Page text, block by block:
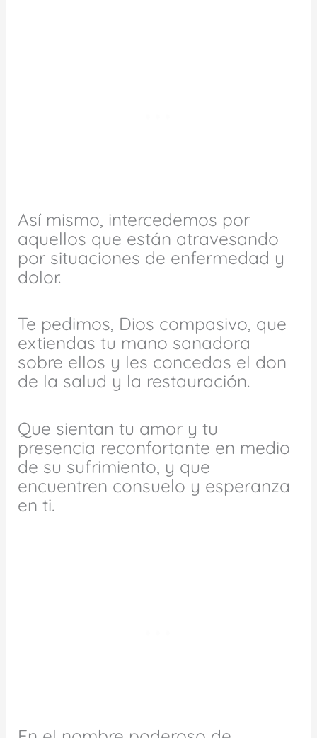
Así mismo, intercedemos por
aquellos que están atravesando
por situaciones de enfermedad y
dolor.
Te pedimos, Dios compasivo, que
extiendas tu mano sanadora
sobre ellos y les concedas el don
de la salud y la restauración.
Que sientan tu amor y tu
presencia reconfortante en medio
de su sufrimiento, y que
encuentren consuelo y esperanza
en ti.